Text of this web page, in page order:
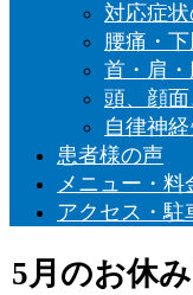
対応症
腰痛・
首・肩
頭、顔
自律神
患者様の声
メニュー・料
アクセス・駐
5月のお休